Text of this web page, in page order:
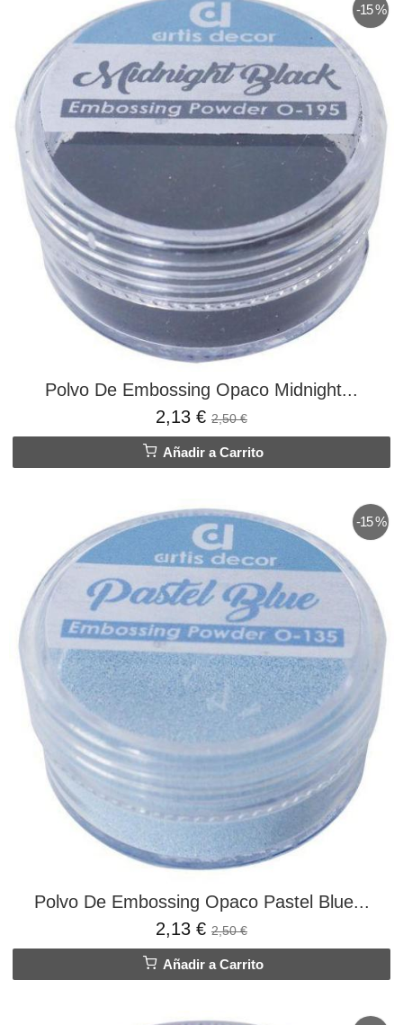
-15 %
Polvo De Embossing Opaco Midnight...
2,13 € 2,50 €
Añadir a Carrito
-15 %
Polvo De Embossing Opaco Pastel Blue...
2,13 € 2,50 €
Añadir a Carrito